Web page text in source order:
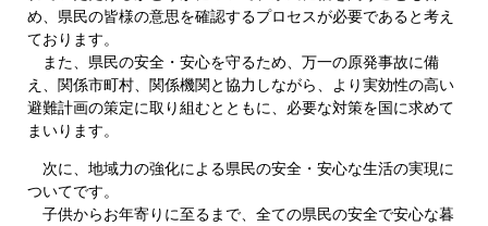
め、県民の皆様の意思を確認するプロセスが必要であると考え
ております。
また、県民の安全・安心を守るため、万一の原発事故に備
え、関係市町村、関係機関と協力しながら、より実効性の高い
避難計画の策定に取り組むとともに、必要な対策を国に求めて
まいります。
次に、地域力の強化による県民の安全・安心な生活の実現に
ついてです。
子供からお年寄りに至るまで、全ての県民の安全で安心な暮